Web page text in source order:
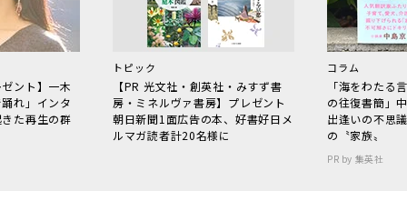
ント】一木
れ」インタ
た再生の群
トピック
【PR 光文社・創英社・みすず書
房・ミネルヴァ書房】プレゼント
朝日新聞1面広告の本、好書好日メ
ルマガ読者計20名様に
コラム
「海をわた
の往復書簡」
出逢いの不思
の〝家族〟
PR by 集英社